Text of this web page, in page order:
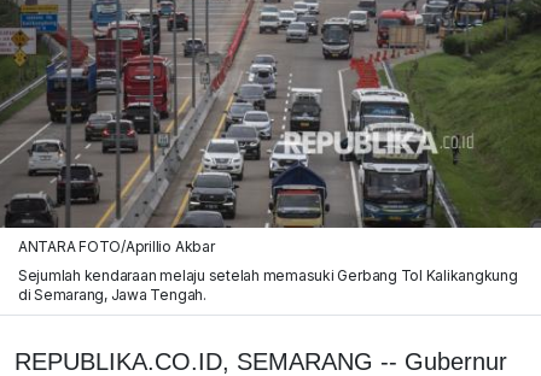
ANTARA FOTO/Aprillio Akbar
Sejumlah kendaraan melaju setelah memasuki Gerbang Tol Kalikangkung
di Semarang, Jawa Tengah.
REPUBLIKA.CO.ID, SEMARANG -- Gubernur